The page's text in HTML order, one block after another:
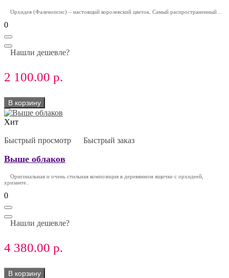
Орхидея (Фаленопсис) – настоящий королевский цветок. Самый распространенный ..
0
Нашли дешевле?
2 100.00 р.
В корзину
Хит
Быстрый просмотр Быстрый заказ
Выше облаков
Оригинальная и очень стильная композиция в деревянном ящичке с орхидеей,
хризанте..
0
Нашли дешевле?
4 380.00 р.
В корзину